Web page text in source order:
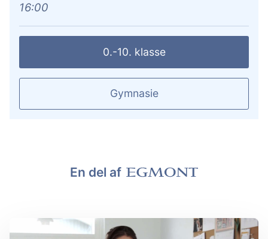
16:00
0.-10. klasse
Gymnasie
En del af